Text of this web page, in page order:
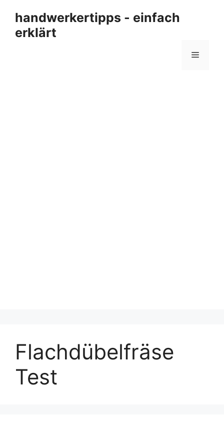
Inhalt
springen
handwerkertipps - einfach
erklärt
Menü
Flachdübelfräse
Test